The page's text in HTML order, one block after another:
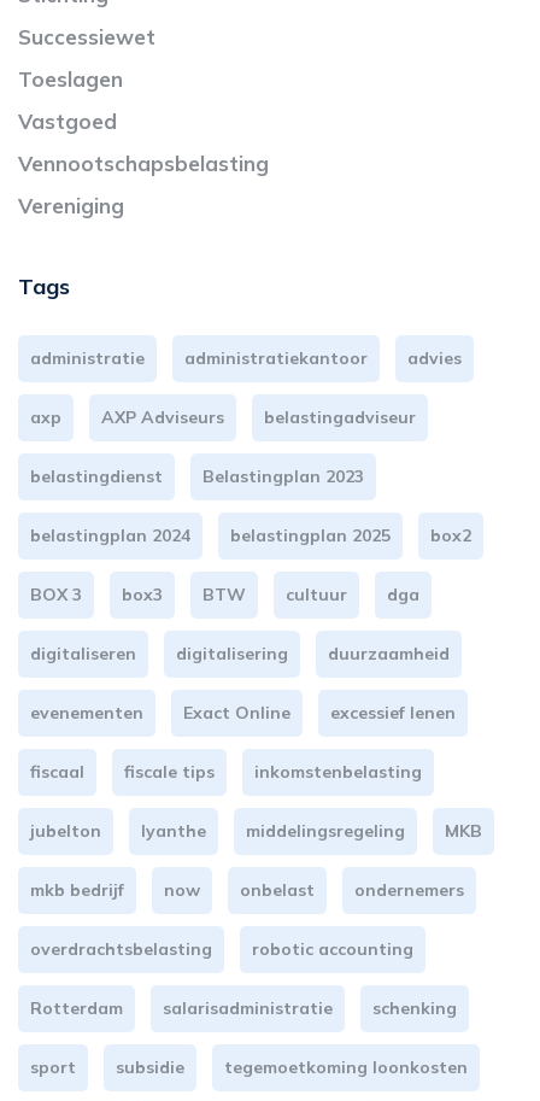
Successiewet
Toeslagen
Vastgoed
Vennootschapsbelasting
Vereniging
Tags
administratie administratiekantoor advies
axp AXP Adviseurs belastingadviseur
belastingdienst Belastingplan 2023
belastingplan 2024 belastingplan 2025 box2
BOX 3 box3 BTW cultuur dga
digitaliseren digitalisering duurzaamheid
evenementen Exact Online excessief lenen
fiscaal fiscale tips inkomstenbelasting
jubelton lyanthe middelingsregeling MKB
mkb bedrijf now onbelast ondernemers
overdrachtsbelasting robotic accounting
Rotterdam salarisadministratie schenking
sport subsidie tegemoetkoming loonkosten